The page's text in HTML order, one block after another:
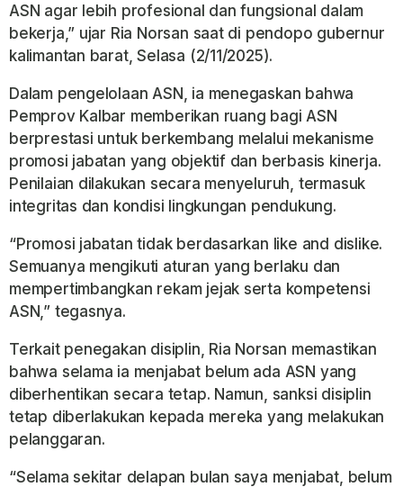
ASN agar lebih profesional dan fungsional dalam
bekerja,” ujar Ria Norsan saat di pendopo gubernur
kalimantan barat, Selasa (2/11/2025).
Dalam pengelolaan ASN, ia menegaskan bahwa
Pemprov Kalbar memberikan ruang bagi ASN
berprestasi untuk berkembang melalui mekanisme
promosi jabatan yang objektif dan berbasis kinerja.
Penilaian dilakukan secara menyeluruh, termasuk
integritas dan kondisi lingkungan pendukung.
“Promosi jabatan tidak berdasarkan like and dislike.
Semuanya mengikuti aturan yang berlaku dan
mempertimbangkan rekam jejak serta kompetensi
ASN,” tegasnya.
Terkait penegakan disiplin, Ria Norsan memastikan
bahwa selama ia menjabat belum ada ASN yang
diberhentikan secara tetap. Namun, sanksi disiplin
tetap diberlakukan kepada mereka yang melakukan
pelanggaran.
“Selama sekitar delapan bulan saya menjabat, belum